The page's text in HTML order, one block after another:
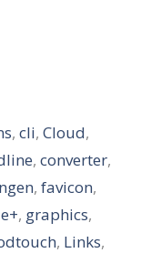
,cli,Cloud,
, converter,
, favicon,
, graphics,
, Links,